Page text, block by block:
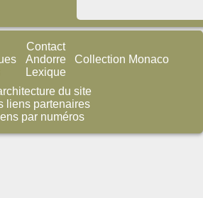
Contact
Andorre
Lexique
Collection Monaco
du site
liens partenaires
par numéros